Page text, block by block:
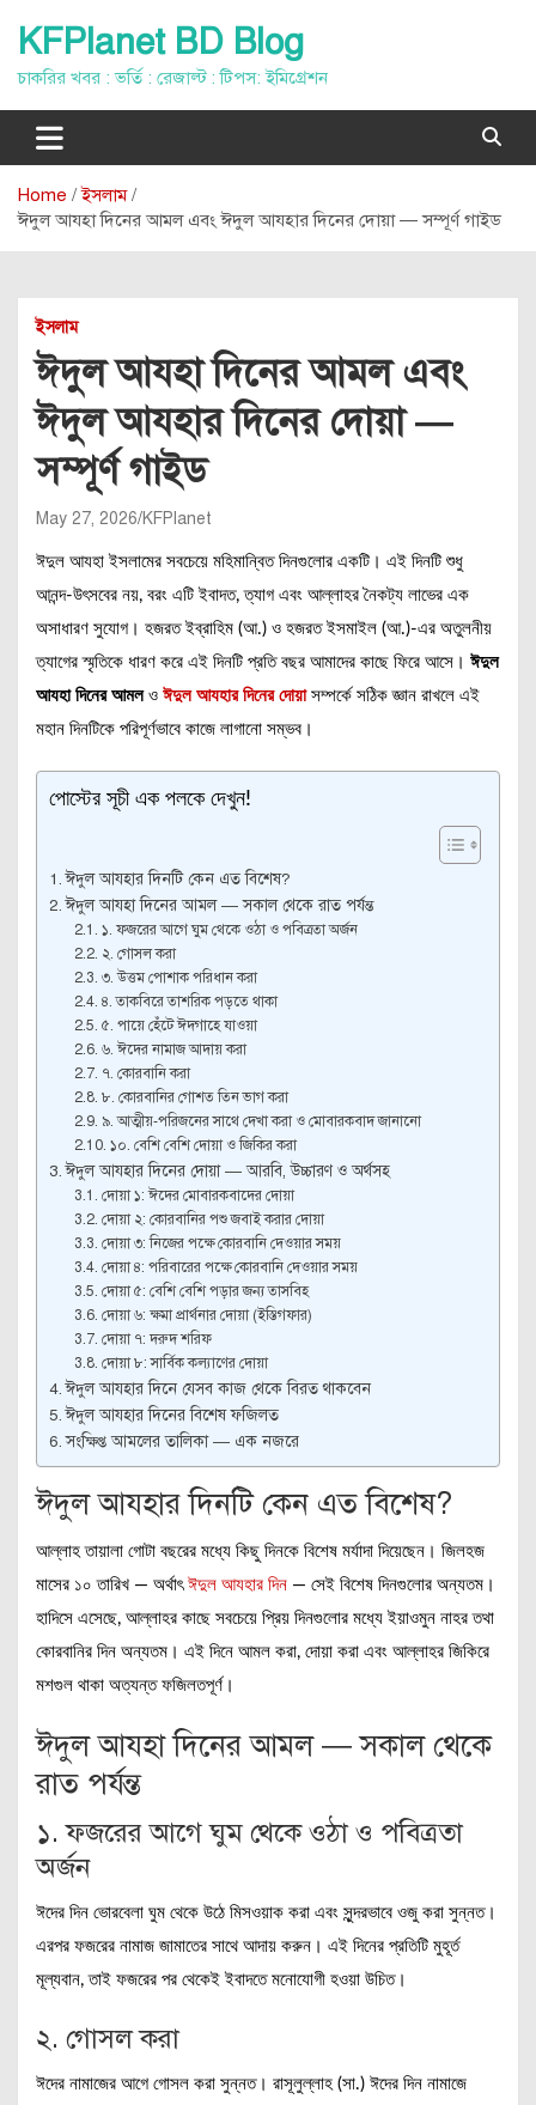
content
KFPlanet BD Blog
চাকরির খবর : ভর্তি : রেজাল্ট : টিপস: ইমিগ্রেশন
Home
ইসলাম
ঈদুল আযহা দিনের আমল এবং ঈদুল আযহার দিনের দোয়া — সম্পূর্ণ গাইড
ইসলাম
ঈদুল আযহা দিনের আমল এবং
ঈদুল আযহার দিনের দোয়া —
সম্পূর্ণ গাইড
May 27, 2026 KFPlanet
ঈদুল আযহা ইসলামের সবচেয়ে মহিমান্বিত দিনগুলোর একটি। এই দিনটি শুধু
আনন্দ-উৎসবের নয়, বরং এটি ইবাদত, ত্যাগ এবং আল্লাহর নৈকট্য লাভের এক
অসাধারণ সুযোগ। হজরত ইব্রাহিম (আ.) ও হজরত ইসমাইল (আ.)-এর অতুলনীয়
ত্যাগের স্মৃতিকে ধারণ করে এই দিনটি প্রতি বছর আমাদের কাছে ফিরে আসে। ঈদুল
আযহা দিনের আমলও ঈদুল আযহার দিনের দোয়াসম্পর্কে সঠিক জ্ঞান রাখলে এই
মহান দিনটিকে পরিপূর্ণভাবে কাজে লাগানো সম্ভব।
পোস্টের সূচী এক পলকে দেখুন!
ঈদুল আযহার দিনটি কেন এত বিশেষ?
ঈদুল আযহা দিনের আমল — সকাল থেকে রাত পর্যন্ত
১. ফজরের আগে ঘুম থেকে ওঠা ও পবিত্রতা অর্জন
২. গোসল করা
৩. উত্তম পোশাক পরিধান করা
৪. তাকবিরে তাশরিক পড়তে থাকা
৫. পায়ে হেঁটে ঈদগাহে যাওয়া
৬. ঈদের নামাজ আদায় করা
৭. কোরবানি করা
৮. কোরবানির গোশত তিন ভাগ করা
৯. আত্মীয়-পরিজনের সাথে দেখা করা ও মোবারকবাদ জানানো
১০. বেশি বেশি দোয়া ও জিকির করা
ঈদুল আযহার দিনের দোয়া — আরবি, উচ্চারণ ও অর্থসহ
দোয়া ১: ঈদের মোবারকবাদের দোয়া
দোয়া ২: কোরবানির পশু জবাই করার দোয়া
দোয়া ৩: নিজের পক্ষে কোরবানি দেওয়ার সময়
দোয়া ৪: পরিবারের পক্ষে কোরবানি দেওয়ার সময়
দোয়া ৫: বেশি বেশি পড়ার জন্য তাসবিহ
দোয়া ৬: ক্ষমা প্রার্থনার দোয়া (ইস্তিগফার)
দোয়া ৭: দরুদ শরিফ
দোয়া ৮: সার্বিক কল্যাণের দোয়া
ঈদুল আযহার দিনে যেসব কাজ থেকে বিরত থাকবেন
ঈদুল আযহার দিনের বিশেষ ফজিলত
সংক্ষিপ্ত আমলের তালিকা — এক নজরে
ঈদুল আযহার দিনটি কেন এত বিশেষ?
আল্লাহ তায়ালা গোটা বছরের মধ্যে কিছু দিনকে বিশেষ মর্যাদা দিয়েছেন। জিলহজ
মাসের ১০ তারিখ — অর্থাৎ ঈদুল আযহার দিন — সেই বিশেষ দিনগুলোর অন্যতম।
হাদিসে এসেছে, আল্লাহর কাছে সবচেয়ে প্রিয় দিনগুলোর মধ্যে ইয়াওমুন নাহর তথা
কোরবানির দিন অন্যতম। এই দিনে আমল করা, দোয়া করা এবং আল্লাহর জিকিরে
মশগুল থাকা অত্যন্ত ফজিলতপূর্ণ।
ঈদুল আযহা দিনের আমল — সকাল থেকে
রাত পর্যন্ত
১. ফজরের আগে ঘুম থেকে ওঠা ও পবিত্রতা
অর্জন
ঈদের দিন ভোরবেলা ঘুম থেকে উঠে মিসওয়াক করা এবং সুন্দরভাবে ওজু করা সুন্নত।
এরপর ফজরের নামাজ জামাতের সাথে আদায় করুন। এই দিনের প্রতিটি মুহূর্ত
মূল্যবান, তাই ফজরের পর থেকেই ইবাদতে মনোযোগী হওয়া উচিত।
২. গোসল করা
ঈদের নামাজের আগে গোসল করা সুন্নত। রাসূলুল্লাহ (সা.) ঈদের দিন নামাজে